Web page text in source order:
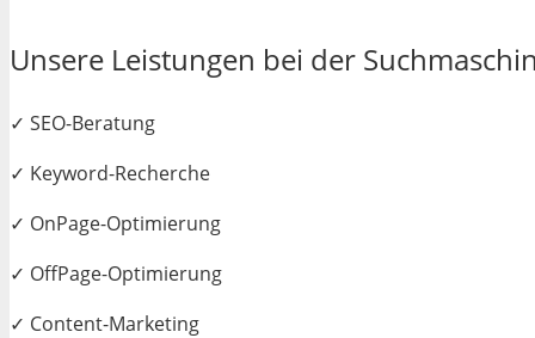
Unsere Leistungen bei der
✓ SEO-Beratung
✓ Keyword-Recherche
✓ OnPage-Optimierung
✓ OffPage-Optimierung
✓ Content-Marketing